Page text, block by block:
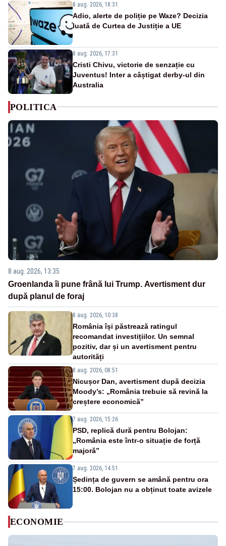
8 aug. 2026, 18:31
Adio, alerte de poliție pe Waze? Decizia
luată de Curtea de Justiție a UE
8 aug. 2026, 17:31
Cristi Chivu, victorie de senzație cu
Juventus! Inter a câștigat derby-ul din
Australia
POLITICA
8 aug. 2026, 13:35
Groenlanda îi pune frână lui Trump. Avertisment dur
după planul de foraj
8 aug. 2026, 10:38
România își păstrează ratingul
recomandat investițiilor. Un semnal
pozitiv, dar și un avertisment pentru
autorități
8 aug. 2026, 08:51
Nicușor Dan, avertisment după decizia
Moody’s: „România trebuie să revină la
creștere economică”
7 aug. 2026, 15:26
PSD, replică dură pentru Bolojan:
„România este într-o situație de forță
majoră”
7 aug. 2026, 14:51
Ședința de guvern se amână pentru ora
15:00. Bolojan nu a obținut toate avizele
ECONOMIE